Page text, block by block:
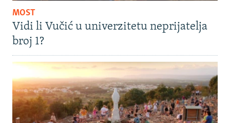
MOST
Vidi li Vučić u univerzitetu neprijatelja
broj 1?